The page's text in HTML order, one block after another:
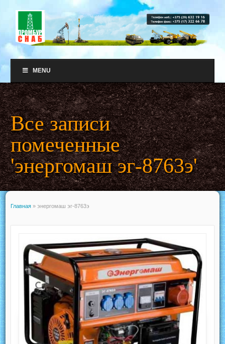
MENU
Все записи
помеченные
'энергомаш эг-8763э'
Главная » энергомаш эг-8763э